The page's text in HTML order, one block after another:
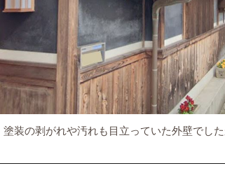
塗装の剥がれや汚れも目立っていた外壁でし